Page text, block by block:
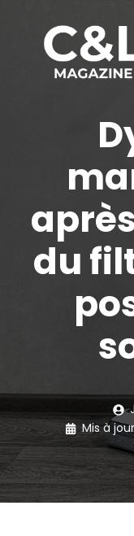
contenu
du
Mis à